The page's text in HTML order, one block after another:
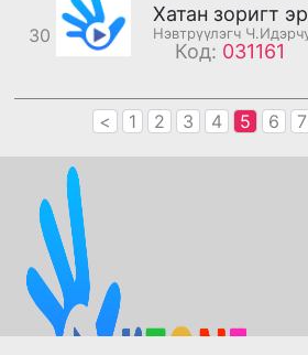
30
Код: 031161
< 1 2 3 4 5 6 7